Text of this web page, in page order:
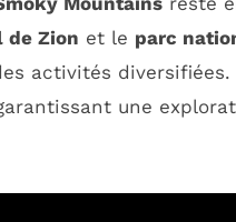
de Zion et le parc
activités
une